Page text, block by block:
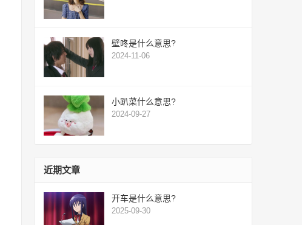
壁咚是什么意思?
2024-11-06
小趴菜什么意思?
2024-09-27
近期文章
开车是什么意思?
2025-09-30